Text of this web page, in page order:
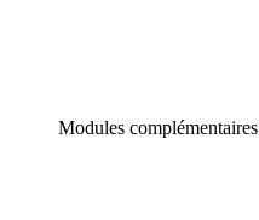
Modules complémentaires